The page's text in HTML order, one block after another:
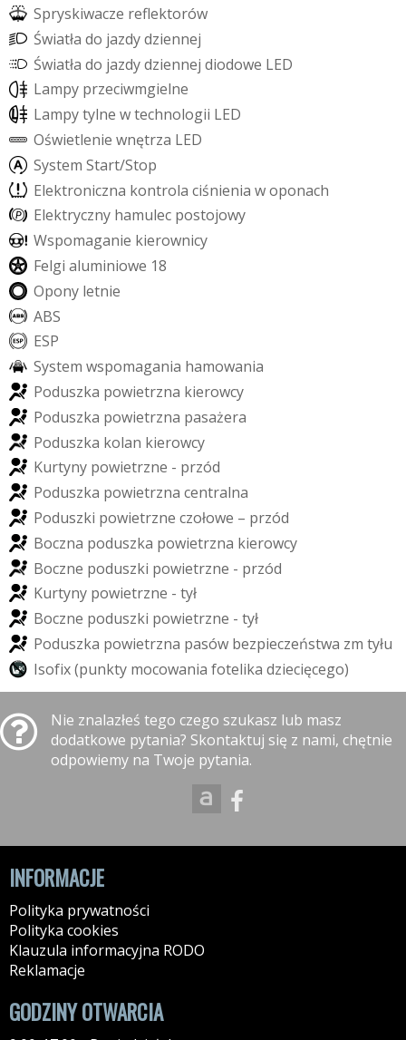
Spryskiwacze refektorów
Światła do jazdydziennej
Światła do jazdydziennej diodowe LED
Lampy przeciwmgielne
Lampytylne wtechnologii LED
Oświetlenie wnętrza LED
System Start/Stop
Elektroniczna kontrola ciśnienia woponach
Elektryczny hamulec postojowy
Wspomaganie kierownicy
Felgi aluminiowe 18
Opony letnie
ABS
ESP
System wspomagania hamowania
Poduszka powietrzna kierowcy
Poduszka powietrzna pasażera
Poduszka kolan kierowcy
Kurtyny powietrzne - przód
Poduszka powietrzna centralna
Poduszki powietrzne czołowe – przód
Boczna poduszka powietrzna kierowcy
Boczne poduszki powietrzne - przód
Kurtyny powietrzne - tył
Boczne poduszki powietrzne - tył
Poduszka powietrzna pasów bezpieczeństwa zm tyłu
Isofix(punkty mocowania fotelika dziecięcego)
Nie znalazłeś tego czego szukasz lub masz
dodatkowe pytania? Skontaktuj się z nami, chętnie
odpowiemy na Twoje pytania.
INFORMACJE
Polityka prywatności
Polityka cookies
Klauzula informacyjna RODO
Reklamacje
GODZINY OTWARCIA